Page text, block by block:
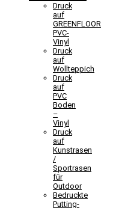
Druck
auf
GREENFLOOR
PVC-
Vinyl
Druck
auf
Wollteppich
Druck
auf
PVC
Boden
–
Vinyl
Druck
auf
Kunstrasen
/
Sportrasen
für
Outdoor
Bedruckte
Putting-